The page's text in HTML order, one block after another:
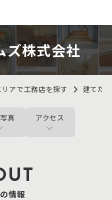
ズ株式会社
アで工務店を探す 建てた
真 アクセス
情報